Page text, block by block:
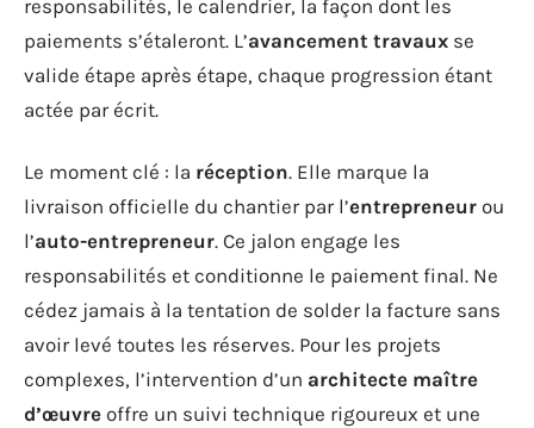
responsabilités, le calendrier, la façon dont les
paiements s’étaleront. L’avancement travaux se
valide étape après étape, chaque progression étant
actée par écrit.
Le moment clé : la réception. Elle marque la
livraison officielle du chantier par l’entrepreneur ou
l’auto-entrepreneur. Ce jalon engage les
responsabilités et conditionne le paiement final. Ne
cédez jamais à la tentation de solder la facture sans
avoir levé toutes les réserves. Pour les projets
complexes, l’intervention d’un architecte maître
d’œuvre offre un suivi technique rigoureux et une